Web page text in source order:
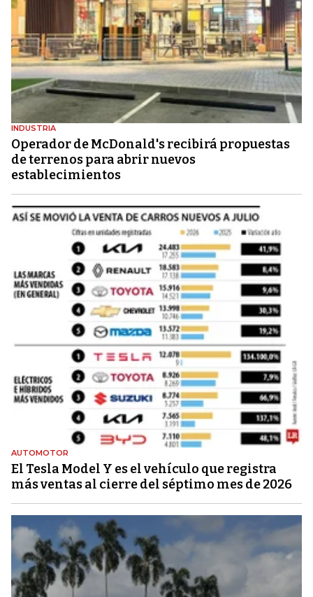
INDUSTRIA
Operador de McDonald's recibirá propuestas
de terrenos para abrir nuevos
establecimientos
AUTOMOTOR
El Tesla Model Y es el vehículo que registra
más ventas al cierre del séptimo mes de 2026